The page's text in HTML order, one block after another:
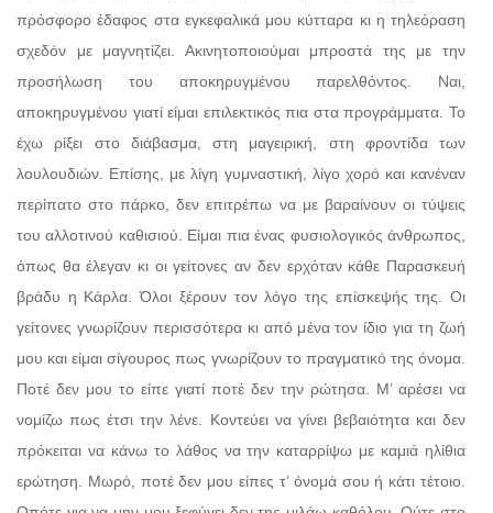
πρόσφορο έδαφος στα εγκεφαλικά μου κύτταρα κι η τηλεόραση
σχεδόν με μαγνητίζει. Ακινητοποιούμαι μπροστά της με την
προσήλωση του αποκηρυγμένου παρελθόντος. Ναι,
αποκηρυγμένου γιατί είμαι επιλεκτικός πια στα προγράμματα. Το
έχω ρίξει στο διάβασμα, στη μαγειρική, στη φροντίδα των
λουλουδιών. Επίσης, με λίγη γυμναστική, λίγο χορό και κανέναν
περίπατο στο πάρκο, δεν επιτρέπω να με βαραίνουν οι τύψεις
του αλλοτινού καθισιού. Είμαι πια ένας φυσιολογικός άνθρωπος,
όπως θα έλεγαν κι οι γείτονες αν δεν ερχόταν κάθε Παρασκευή
βράδυ η Κάρλα. Όλοι ξέρουν τον λόγο της επίσκεψής της. Οι
γείτονες γνωρίζουν περισσότερα κι από μένα τον ίδιο για τη ζωή
μου και είμαι σίγουρος πως γνωρίζουν το πραγματικό της όνομα.
Ποτέ δεν μου το είπε γιατί ποτέ δεν την ρώτησα. Μ’ αρέσει να
νομίζω πως έτσι την λένε. Κοντεύει να γίνει βεβαιότητα και δεν
πρόκειται να κάνω το λάθος να την καταρρίψω με καμιά ηλίθια
ερώτηση. Μωρό, ποτέ δεν μου είπες τ’ όνομά σου ή κάτι τέτοιο.